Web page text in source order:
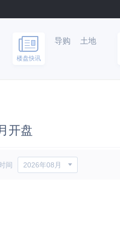
楼盘快讯
导购 土地
开盘
间 2026年08月